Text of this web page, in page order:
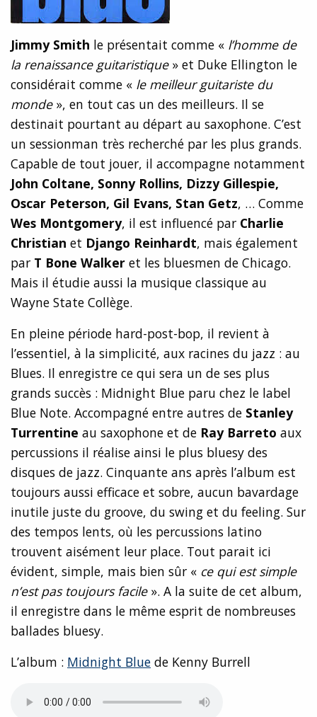
Jimmy Smith le présentait comme « l’homme de
la renaissance guitaristique» et Duke Ellington le
considérait comme « le meilleur guitariste du
monde», en tout cas un des meilleurs. Il se
destinait pourtant au départ au saxophone. C’est
un sessionman très recherché par les plus grands.
Capable de tout jouer, il accompagne notamment
John Coltane, Sonny Rollins, Dizzy Gillespie,
Oscar Peterson, Gil Evans, Stan Getz, … Comme
Wes Montgomery, il est influencé par Charlie
Christian et Django Reinhardt, mais également
par T Bone Walker et les bluesmen de Chicago.
Mais il étudie aussi la musique classique au
Wayne State Collège.
En pleine période hard-post-bop, il revient à
l’essentiel, à la simplicité, aux racines du jazz : au
Blues. Il enregistre ce qui sera un de ses plus
grands succès : Midnight Blue paru chez le label
Blue Note. Accompagné entre autres de Stanley
Turrentine au saxophone et de Ray Barreto aux
percussions il réalise ainsi le plus bluesy des
disques de jazz. Cinquante ans après l’album est
toujours aussi efficace et sobre, aucun bavardage
inutile juste du groove, du swing et du feeling. Sur
des tempos lents, où les percussions latino
trouvent aisément leur place. Tout parait ici
évident, simple, mais bien sûr « ce qui est simple
n’est pas toujours facile». A la suite de cet album,
il enregistre dans le même esprit de nombreuses
ballades bluesy.
L’album : Midnight Blue de Kenny Burrell